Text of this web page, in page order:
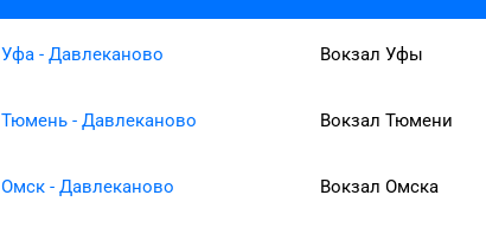
Уфа - Давлеканово Вокзал Уфы
Тюмень - Давлеканово Вокзал Тюмени
Омск - Давлеканово Вокзал Омска